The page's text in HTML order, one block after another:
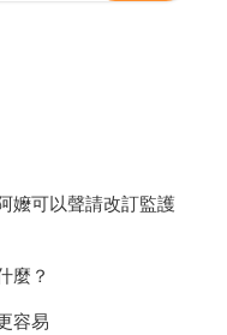
嬤可以聲請改訂監護
麼？
容易